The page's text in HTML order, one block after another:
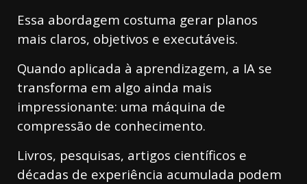
Essa abordagem costuma gerar planos
mais claros, objetivos e executáveis.
Quando aplicada à aprendizagem, a IA se
transforma em algo ainda mais
impressionante: uma máquina de
compressão de conhecimento.
Livros, pesquisas, artigos científicos e
décadas de experiência acumulada podem